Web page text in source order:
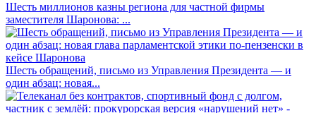
Шесть миллионов казны региона для частной фирмы
заместителя Шаронова: ...
Шесть обращений, письмо из Управления Президента — и
один абзац: новая...